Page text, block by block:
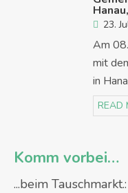
23.
Am
mit
in
READ
Komm vorbei…
...beim Tauschmarkt.: